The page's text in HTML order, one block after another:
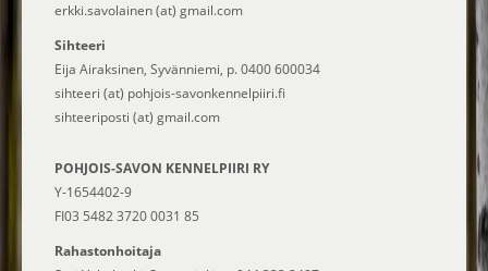
erkki.savolainen (at) gmail.com
Sihteeri
Eija Airaksinen, Syvänniemi, p. 0400 600034
sihteeri (at) pohjois-savonkennelpiiri.fi
sihteeriposti (at) gmail.com
POHJOIS-SAVON KENNELPIIRI RY
Y-1654402-9
FI03 5482 3720 0031 85
Rahastonhoitaja